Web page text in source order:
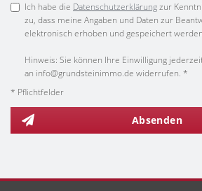
Ich habe die Datenschutzerklärungzur
zu, dass meine Angaben und Daten zur
elektronisch erhoben und gespeichert
Hinweis: Sie können Ihre Einwilligung
an info@grundsteinimmo.de widerrufen. *
* Pflichtfelder
Absenden